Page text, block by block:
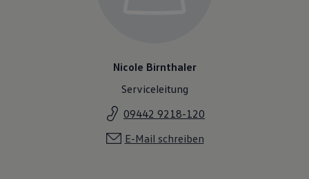
Nicole Birnthaler
Serviceleitung
09442 9218-120
E-Mail schreiben